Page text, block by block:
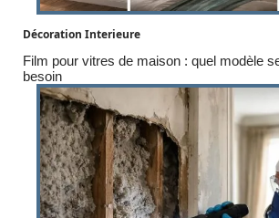
Décoration Interieure
Film pour vitres de maison : quel modèle
besoin